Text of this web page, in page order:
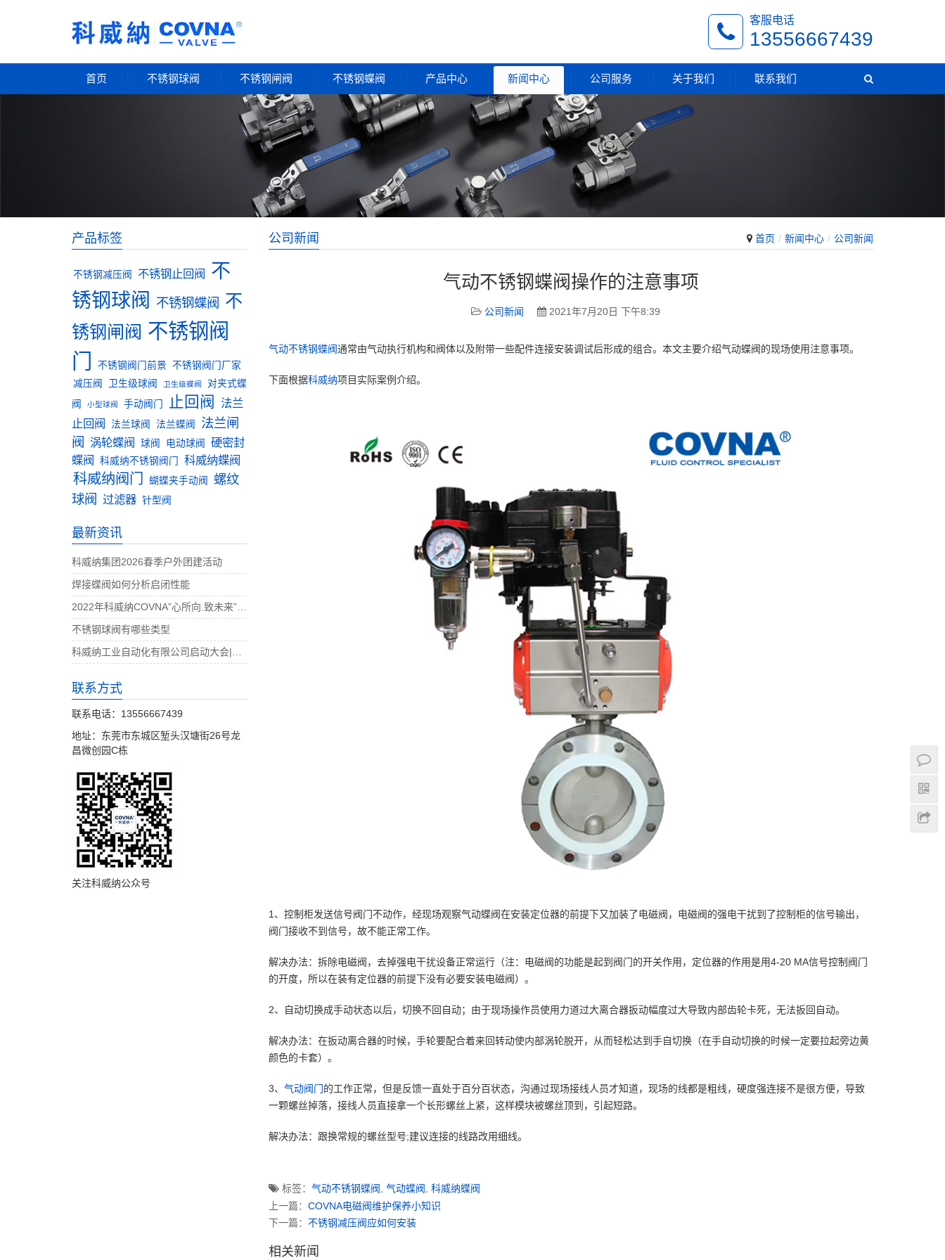
客服电话
13556667439
首页 不锈钢球阀 不锈钢闸阀 不锈钢蝶阀 产品中心 新闻中心 公司服务 关于我们 联系我们
首页 新闻中心 公司新闻
公司新闻
气动不锈钢蝶阀操作的注意事项
公司新闻 2021年7月20日 下午8:39
气动不锈钢蝶阀通常由气动执行机构和阀体以及附带一些配件连接安装调试后形成的组合。本文主要介绍气动蝶阀的现场使用注意事项。
下面根据科威纳项目实际案例介绍。
1、控制柜发送信号阀门不动作，经现场观察气动蝶阀在安装定位器的前提下又加装了电磁阀，电磁阀的强电干扰到了控制柜的信号输出，
阀门接收不到信号，故不能正常工作。
解决办法：拆除电磁阀，去掉强电干扰设备正常运行（注：电磁阀的功能是起到阀门的开关作用，定位器的作用是用4-20 MA信号控制阀门
的开度，所以在装有定位器的前提下没有必要安装电磁阀）。
2、自动切换成手动状态以后，切换不回自动；由于现场操作员使用力道过大离合器扳动幅度过大导致内部齿轮卡死，无法扳回自动。
解决办法：在扳动离合器的时候，手轮要配合着来回转动使内部涡轮脱开，从而轻松达到手自切换（在手自动切换的时候一定要拉起旁边黄
颜色的卡套）。
3、 气动阀门的工作正常，但是反馈一直处于百分百状态，沟通过现场接线人员才知道，现场的线都是粗线，硬度强连接不是很方便，导致
一颗螺丝掉落，接线人员直接拿一个长形螺丝上紧，这样模块被螺丝顶到，引起短路。
解决办法：跟换常规的螺丝型号;建议连接的线路改用细线。
标签： 气动不锈钢蝶阀 气动蝶阀
科威纳蝶阀
上一篇： COVNA电磁阀维护保养小知识
下一篇： 不锈钢减压阀应如何安装
相关新闻
产品标签
不锈钢减压阀 不锈钢止回阀
不
锈钢球阀
不锈钢蝶阀 不
锈钢闸阀 不锈钢阀
门
不锈钢阀门前景 不锈钢阀门厂家
减压阀
卫生级球阀 卫生级蝶阀
对夹式蝶
阀
小型球阀 手动阀门 止回阀
法兰
止回阀
法兰球阀 法兰蝶阀
法兰闸
阀 涡轮蝶阀 球阀 电动球阀
硬密封
蝶阀
科威纳不锈钢阀门 科威纳蝶阀
科威纳阀门 蝴蝶夹手动阀
螺纹
球阀 过滤器 针型阀
最新资讯
科威纳集团2026春季户外团建活动
焊接蝶阀如何分析启闭性能
不锈钢球阀有哪些类型
联系方式
联系电话：13556667439
地址：东莞市东城区堑头汉塘街26号龙
昌微创园C栋
关注科威纳公众号